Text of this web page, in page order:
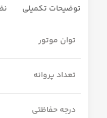
توضیحات تکمیلی
توان موتور
تعداد پروانه
درجه حفاظتی